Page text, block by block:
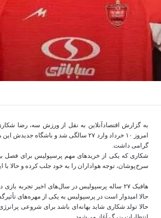
به گزارش اقتصادآنلاین به نقل از ورزش سه، رضا
امروز ۱۰ خرداد وارد ۲۷ سالگی شد و
گرامی داشت.
شکاری که یکی از خریدهای مهم پرسپولیس برای فصل
سرخ‌پوشان، توجه هواداران را به خود جلب کرده و حالا
هافبک ۲۷ ساله پرسپولیس در سال‌های اخیر تجربه
حالا امیدوار است در پرسپولیس به یکی از مهره‌های
حالا تولد شکاری شاید بهانه‌ای باشد برای شروعی